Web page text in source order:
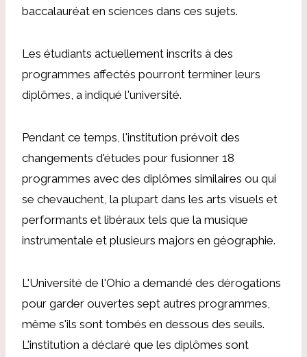
baccalauréat en sciences dans ces sujets.
Les étudiants actuellement inscrits à des
programmes affectés pourront terminer leurs
diplômes, a indiqué l'université.
Pendant ce temps, l'institution prévoit des
changements d'études pour fusionner 18
programmes avec des diplômes similaires ou qui
se chevauchent, la plupart dans les arts visuels et
performants et libéraux tels que la musique
instrumentale et plusieurs majors en géographie.
L'Université de l'Ohio a demandé des dérogations
pour garder ouvertes sept autres programmes,
même s'ils sont tombés en dessous des seuils.
L'institution a déclaré que les diplômes sont